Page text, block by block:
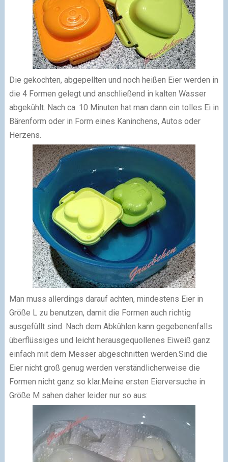
Die gekochten, abgepellten und noch heißen Eier werden in
die 4 Formen gelegt und anschließend in kalten Wasser
abgekühlt. Nach ca. 10 Minuten hat man dann ein tolles Ei in
Bärenform oder in Form eines Kaninchens, Autos oder
Herzens.
Man muss allerdings darauf achten, mindestens Eier in
Größe L zu benutzen, damit die Formen auch richtig
ausgefüllt sind. Nach dem Abkühlen kann gegebenenfalls
überflüssiges und leicht herausgequollenes Eiweiß ganz
einfach mit dem Messer abgeschnitten werden.Sind die
Eier nicht groß genug werden verständlicherweise die
Formen nicht ganz so klar.Meine ersten Eierversuche in
Größe M sahen daher leider nur so aus: